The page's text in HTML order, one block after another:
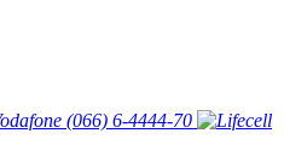
(066) 6-4444-70